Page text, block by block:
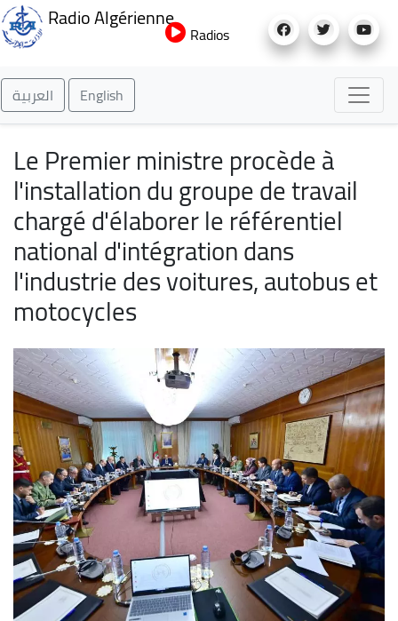
au
Radio Algérienne
Radios
العربية English
Le Premier ministre procède à
l'installation du groupe de travail
chargé d'élaborer le référentiel
national d'intégration dans
l'industrie des voitures, autobus et
motocycles